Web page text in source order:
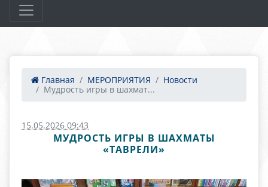
Главная МЕРОПРИЯТИЯ
Новости
Мудрость игры в шахмат...
15.05.2026 09:43
МУДРОСТЬ ИГРЫ В ШАХМАТЫ
«ТАВРЕЛИ»